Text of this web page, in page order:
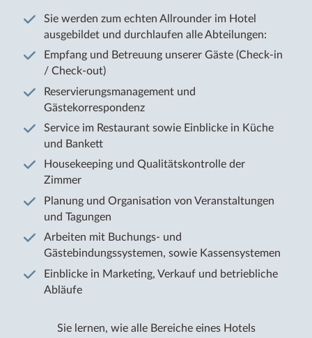
Sie werden zum echten Allrounder im Hotel
ausgebildet und durchlaufen alle Abteilungen:
Empfang und Betreuung unserer Gäste (Check-in
/ Check-out)
Reservierungsmanagement und
Gästekorrespondenz
Service im Restaurant sowie Einblicke in Küche
und Bankett
Housekeeping und Qualitätskontrolle der
Zimmer
Planung und Organisation von Veranstaltungen
und Tagungen
Arbeiten mit Buchungs- und
Gästebindungssystemen, sowie Kassensystemen
Einblicke in Marketing, Verkauf und betriebliche
Abläufe
Sie lernen, wie alle Bereiche eines Hotels